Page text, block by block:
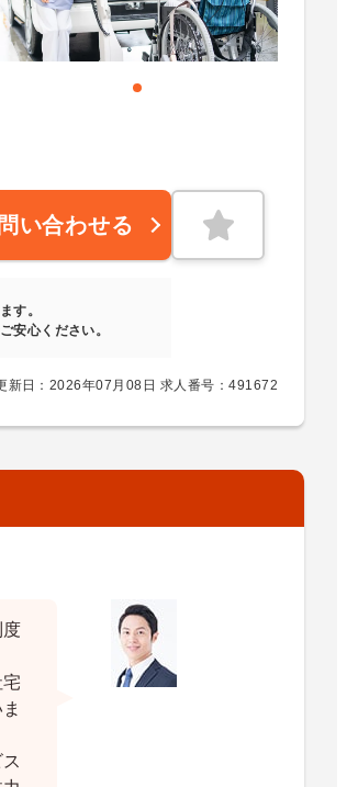
い合わせる
す。
安心ください。
新日：2026年07月08日 求人番号：491672
度